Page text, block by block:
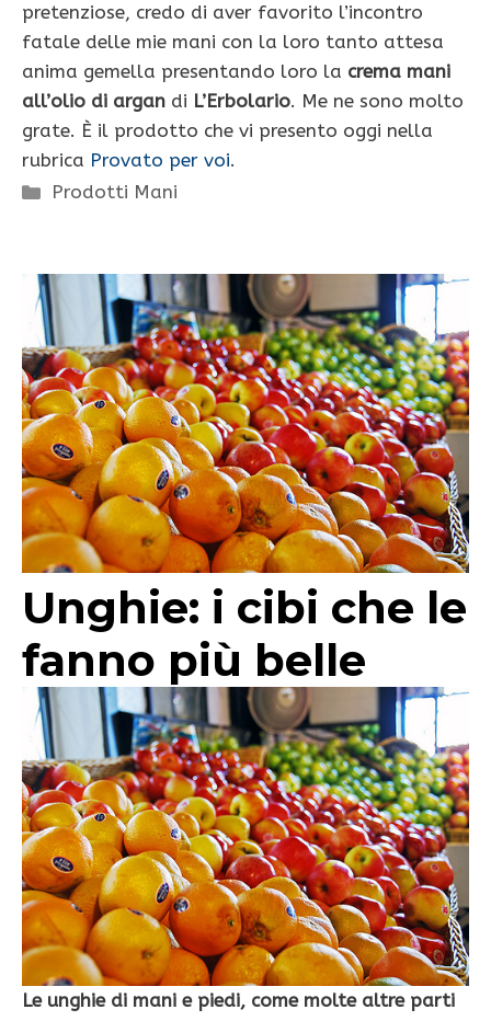
pretenziose, credo di aver favorito l’incontro
fatale delle mie mani con la loro tanto attesa
anima gemella presentando loro la crema mani
all’olio di argan di L’Erbolario. Me ne sono molto
grate. È il prodotto che vi presento oggi nella
rubrica Provato per voi.
Categorie
Prodotti Mani
Unghie: i cibi che le
fanno più belle
Le unghie di mani e piedi, come molte altre parti